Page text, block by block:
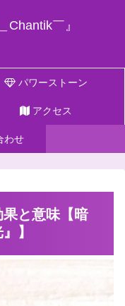
Chantik￣』
パワーストーン
アクセス
わせ
と意味【暗
】